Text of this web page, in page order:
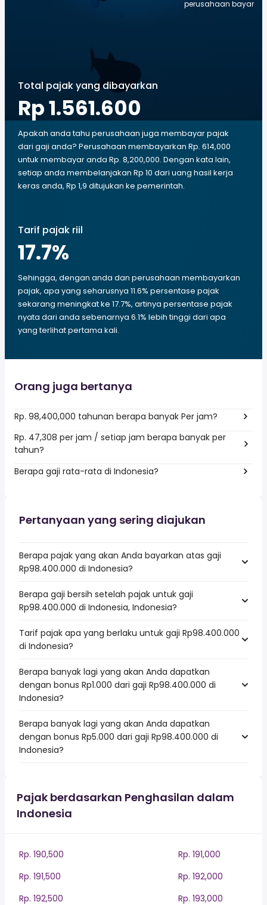
perusahaan bayar
Total pajak yang dibayarkan
Rp 1.561.600
Apakah anda tahu perusahaan juga membayar pajak
dari gaji anda? Perusahaan membayarkan Rp. 614,000
untuk membayar anda Rp. 8,200,000. Dengan kata lain,
setiap anda membelanjakan Rp 10 dari uang hasil kerja
keras anda, Rp 1,9 ditujukan ke pemerintah.
Tarif pajak riil
17.7%
Sehingga, dengan anda dan perusahaan membayarkan
pajak, apa yang seharusnya 11.6% persentase pajak
sekarang meningkat ke 17.7%, artinya persentase pajak
nyata dari anda sebenarnya 6.1% lebih tinggi dari apa
yang terlihat pertama kali.
Orang juga bertanya
Rp. 98,400,000 tahunan berapa banyak Per jam?
Rp. 47,308 per jam / setiap jam berapa banyak per
tahun?
Berapa gaji rata-rata di Indonesia?
Pertanyaan yang sering diajukan
Berapa pajak yang akan Anda bayarkan atas gaji
Rp98.400.000 di Indonesia?
Berapa gaji bersih setelah pajak untuk gaji
Rp98.400.000 di Indonesia, Indonesia?
Tarif pajak apa yang berlaku untuk gaji Rp98.400.000
di Indonesia?
Berapa banyak lagi yang akan Anda dapatkan
dengan bonus Rp1.000 dari gaji Rp98.400.000 di
Indonesia?
Berapa banyak lagi yang akan Anda dapatkan
dengan bonus Rp5.000 dari gaji Rp98.400.000 di
Indonesia?
Pajak berdasarkan Penghasilan dalam
Indonesia
Rp. 190,500
Rp. 191,000
Rp. 191,500
Rp. 192,000
Rp. 192,500
Rp. 193,000